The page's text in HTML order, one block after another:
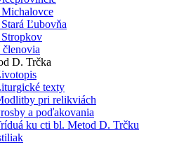
Ľubovňa
D. Trčka
texty
pri relikviách
a poďakovania
ku cti bl. Metod D. Trčku